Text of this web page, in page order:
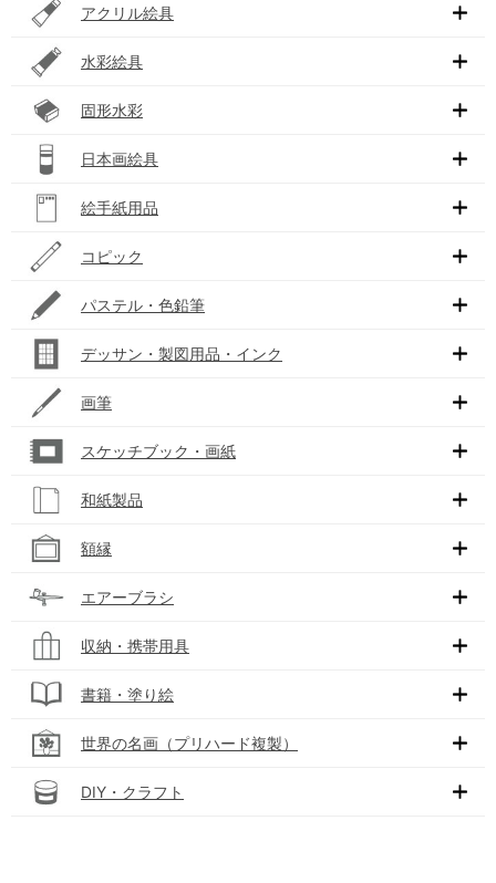
アクリル絵具
水彩絵具
固形水彩
日本画絵具
絵手紙用品
コピック
パステル・色鉛筆
デッサン・製図用品・インク
画筆
スケッチブック・画紙
和紙製品
額縁
エアーブラシ
収納・携帯用具
書籍・塗り絵
世界の名画（プリハード複製）
DIY・クラフト